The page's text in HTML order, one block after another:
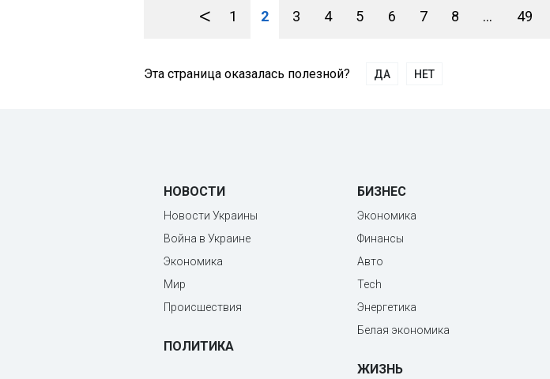
< 1 2 3 4 5 6 7 8 ... 49
Эта страница оказалась полезной? ДА НЕТ
НОВОСТИ
Новости Украины
Война в Украине
Экономика
Мир
Происшествия
ПОЛИТИКА
БИЗНЕС
Экономика
Финансы
Авто
Tech
Энергетика
Белая экономика
ЖИЗНЬ